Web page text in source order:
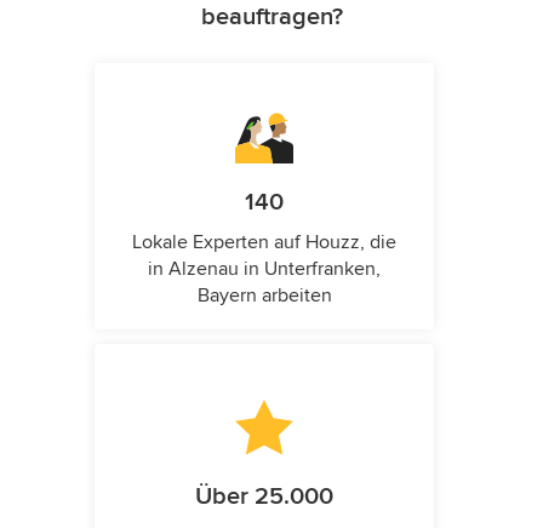
beauftragen?
140
Lokale Experten auf Houzz, die
in Alzenau in Unterfranken,
Bayern arbeiten
Über 25.000